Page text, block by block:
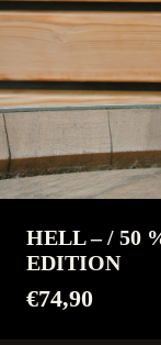
HELL – / 50
EDITION
€74,90